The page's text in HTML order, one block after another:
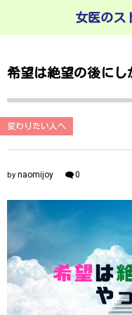
女医のス
希望は絶望の後にし
変わりたい人へ
by naomijoy 0